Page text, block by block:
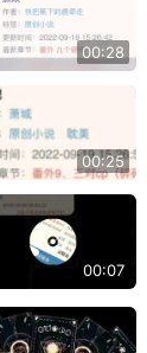
00:28
00:25
00:07